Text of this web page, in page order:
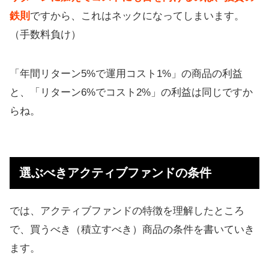
鉄則 ですから、これはネックになってしまいます。
（手数料負け）
「年間リターン5%で運用コスト1%」の商品の利益
と、「リターン6%でコスト2%」の利益は同じですか
らね。
選ぶべきアクティブファンドの条件
では、アクティブファンドの特徴を理解したところ
で、買うべき（積立すべき）商品の条件を書いていき
ます。